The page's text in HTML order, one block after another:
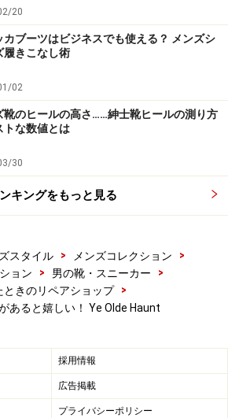
20
カブーツはビジネスでも使える？ メンズシ
履きこなし術
02
靴のヒールの高さ……紳士靴ヒールの測り方
トな数値とは
30
キングをもっと見る
スタイル > メンズコレクション
>
ョン
> 男の靴・スニーカー
>
ときのリペアショップ
>
あると嬉しい！ Ye Olde Haunt
採用情報
広告掲載
プライバシーポリシー